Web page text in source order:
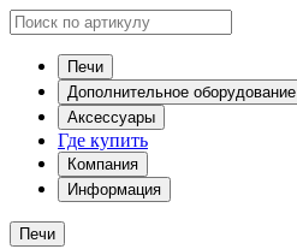
Печи
Дополнительное оборудование
Аксессуары
Где купить
Компания
Информация
Печи